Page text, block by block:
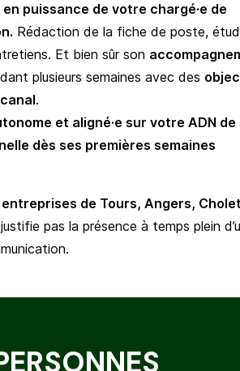
puissance de votre chargé·e de
Rédaction de la fiche de poste,
Et bien sûr son
plusieurs semaines avec des
.
et aligné·e sur votre ADN
dès ses premières semaines
de Tours, Angers,
pas la présence à temps plein